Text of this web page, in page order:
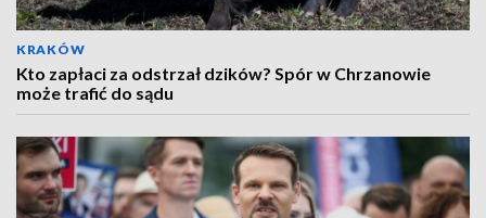
KRAKÓW
Kto zapłaci za odstrzał dzików? Spór w Chrzanowie
może trafić do sądu